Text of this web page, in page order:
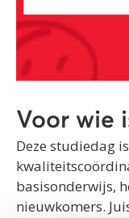
Voor wie
Deze studiedag
basisonderwijs,
nieuwkomers.